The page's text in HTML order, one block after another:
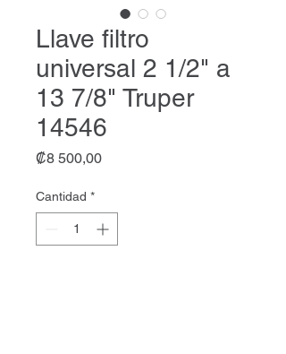
Llave filtro
universal 2 1/2" a
13 7/8" Truper
14546
₡8 500,00Precio
Cantidad *